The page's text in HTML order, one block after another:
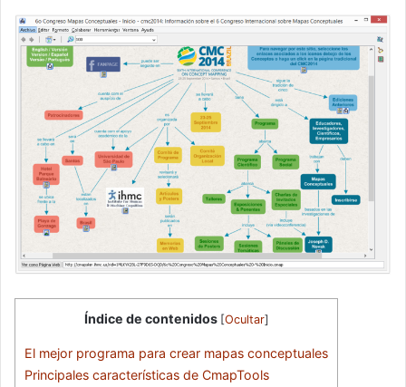
Índice de contenidos [Ocultar]
El mejor programa para crear mapas conceptuales
Principales características de CmapTools